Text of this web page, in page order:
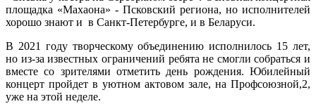
площадка «Махаона» - Псковский региона, но исполнителей
хорошо знают и в Санкт-Петербурге, и в Беларуси.
В 2021 году творческому объединению исполнилось 15 лет,
но из-за известных ограничений ребята не смогли собраться и
вместе со зрителями отметить день рождения. Юбилейный
концерт пройдет в уютном актовом зале, на Профсоюзной,2,
уже на этой неделе.